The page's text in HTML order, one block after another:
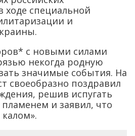
ходе специальной
и
с новыми силами
некогда родную
значимые события. На
своеобразно поздравил
решив испугать
и заявил, что